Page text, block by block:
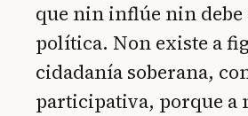
que nin inflúe nin
política. Non existe a
cidadanía soberana,
participativa, porque a